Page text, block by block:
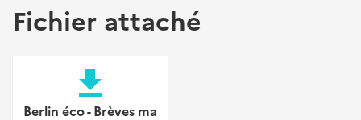
Fichier attaché
file_download
Berlin éco - Brèves ma